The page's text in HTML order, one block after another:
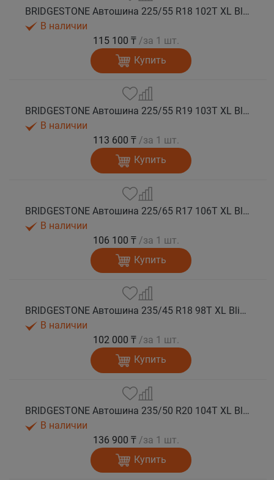
BRIDGESTONE Автошина 225/55 R18 102T XL Blizzak SPIKE 3 шип.
В наличии
115 100 ₸ /за 1 шт.
Купить
BRIDGESTONE Автошина 225/55 R19 103T XL Blizzak SPIKE 3 шип.
В наличии
113 600 ₸ /за 1 шт.
Купить
BRIDGESTONE Автошина 225/65 R17 106T XL Blizzak SPIKE 3 шип.
В наличии
106 100 ₸ /за 1 шт.
Купить
BRIDGESTONE Автошина 235/45 R18 98T XL Blizzak SPIKE 3 шип.
В наличии
102 000 ₸ /за 1 шт.
Купить
BRIDGESTONE Автошина 235/50 R20 104T XL Blizzak SPIKE 3 шип.
В наличии
136 900 ₸ /за 1 шт.
Купить